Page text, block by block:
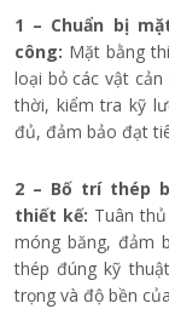
1 – Chuẩn bị
công: Mặt bằng
loại bỏ các vật
thời, kiểm tra kỹ
đủ, đảm bảo đạt
2 – Bố trí thép
thiết kế: Tuân
móng băng, đảm
thép đúng kỹ
trọng và độ bền